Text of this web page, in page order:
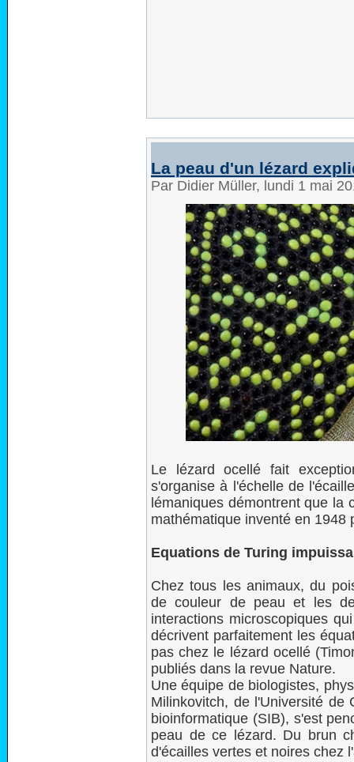
La peau d'un lézard
Par Didier Müller, lundi 1 mai
Le lézard ocellé fait
s'organise à l'échelle de
lémaniques démontrent que la
mathématique inventé en 1948
Equations de Turing
Chez tous les animaux, du
de couleur de peau et les
interactions microscopiques
décrivent parfaitement les
pas chez le lézard ocellé
publiés dans la revue Nature.
Une équipe de biologistes,
Milinkovitch, de l'Université de
bioinformatique (SIB), s'est
peau de ce lézard. Du brun
d'écailles vertes et noires chez